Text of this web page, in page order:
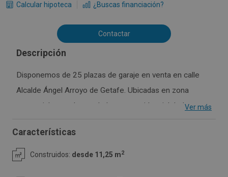
Calcular hipoteca ¿Buscas financiación?
Contactar
Descripción
Disponemos de 25 plazas de garaje en venta en calle
Alcalde Ángel Arroyo de Getafe. Ubicadas en zona
comercial, pero dentro de la zona residencial de Las
acceso peatonal además del de vehículos. Se trata de un
garaje muy amplio con mucho espacio para maniobrar y
Ver más
Características
Construidos: desde 11,25 m2